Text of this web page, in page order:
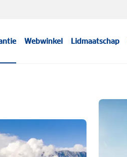
Webwinkel Lidmaatschap